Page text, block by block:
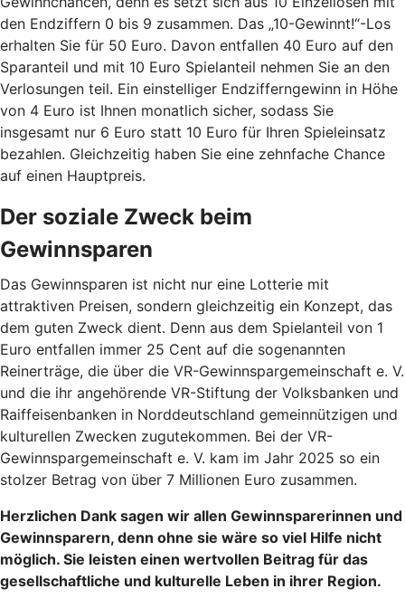
den Endziffern 0 bis 9 zusammen. Das „10-Gewinnt!“-Los
erhalten Sie für 50 Euro. Davon entfallen 40 Euro auf den
Sparanteil und mit 10 Euro Spielanteil nehmen Sie an den
Verlosungen teil. Ein einstelliger Endzifferngewinn in Höhe
von 4 Euro ist Ihnen monatlich sicher, sodass Sie
insgesamt nur 6 Euro statt 10 Euro für Ihren Spieleinsatz
bezahlen. Gleichzeitig haben Sie eine zehnfache Chance
auf einen Hauptpreis.
Der soziale Zweck beim
Gewinnsparen
Das Gewinnsparen ist nicht nur eine Lotterie mit
attraktiven Preisen, sondern gleichzeitig ein Konzept, das
dem guten Zweck dient. Denn aus dem Spielanteil von 1
Euro entfallen immer 25 Cent auf die sogenannten
Reinerträge, die über die VR-Gewinnspargemeinschaft e. V.
und die ihr angehörende VR-Stiftung der Volksbanken und
Raiffeisenbanken in Norddeutschland gemeinnützigen und
kulturellen Zwecken zugutekommen. Bei der VR-
Gewinnspargemeinschaft e. V. kam im Jahr 2025 so ein
stolzer Betrag von über 7 Millionen Euro zusammen.
Herzlichen Dank sagen wir allen Gewinnsparerinnen und
Gewinnsparern, denn ohne sie wäre so viel Hilfe nicht
möglich. Sie leisten einen wertvollen Beitrag für das
gesellschaftliche und kulturelle Leben in ihrer Region.